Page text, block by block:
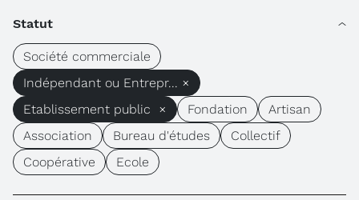
Statut
Société commerciale
Indépendant ou Entrepr... ×
Etablissement public ×
Fondation
Artisan
Association
Bureau d'études
Collectif
Coopérative
Ecole